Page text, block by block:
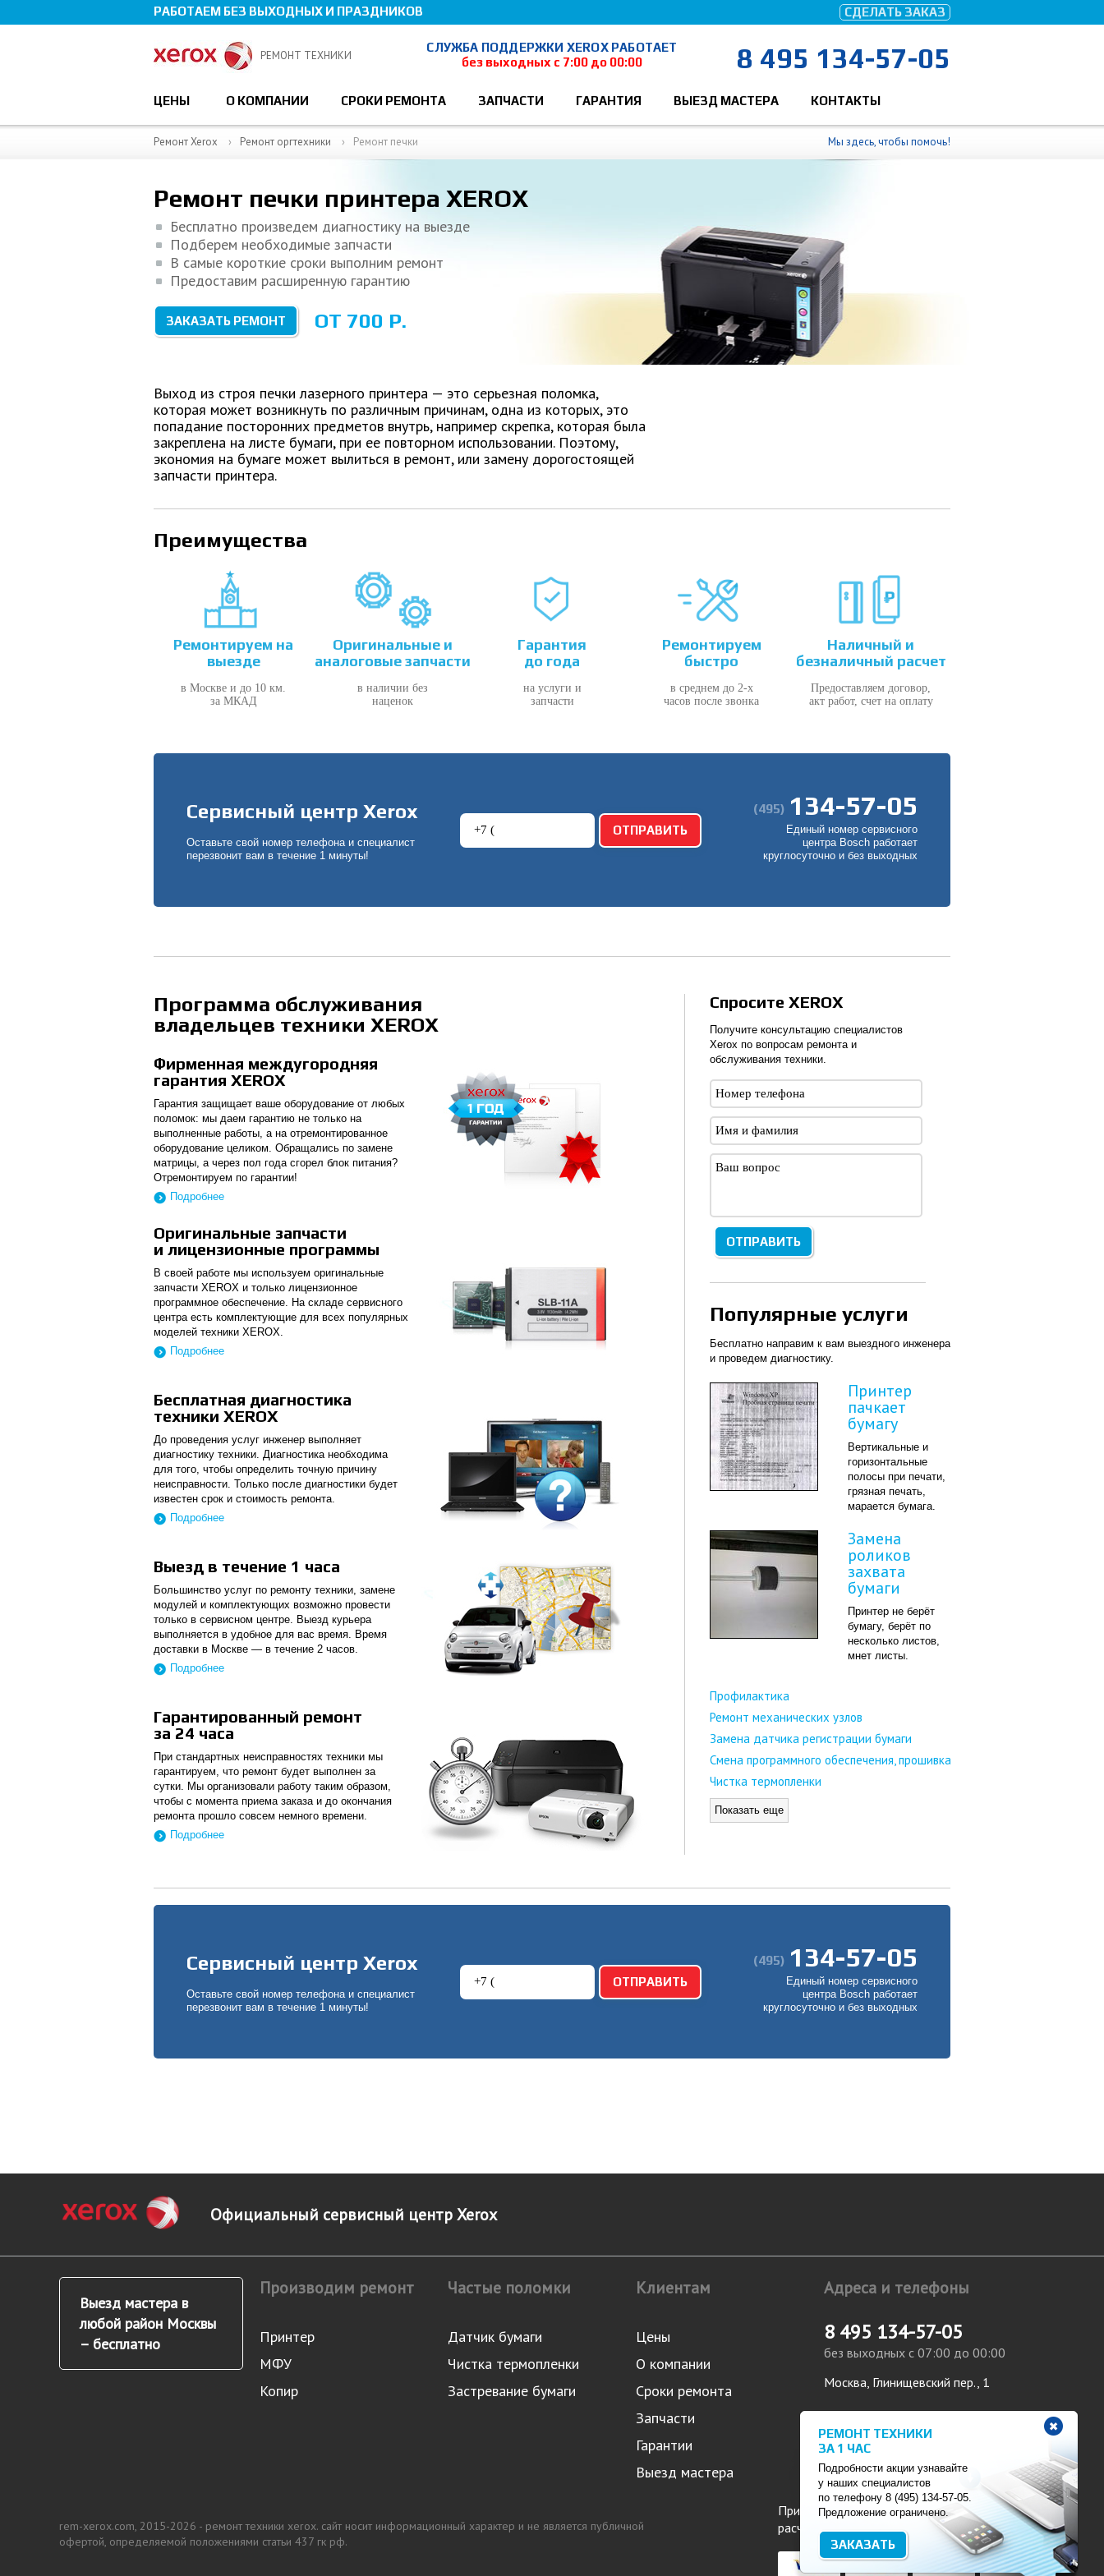
РАБОТАЕМ БЕЗ ВЫХОДНЫХ И ПРАЗДНИКОВ СДЕЛАТЬ ЗАКАЗ
РЕМОНТ ТЕХНИКИ
СЛУЖБА ПОДДЕРЖКИ XEROX РАБОТАЕТ
без выходных с 7:00 до 00:00
8 495 134-57-05
ЦЕНЫ О КОМПАНИИ СРОКИ РЕМОНТА ЗАПЧАСТИ ГАРАНТИЯ ВЫЕЗД МАСТЕРА КОНТАКТЫ
Ремонт Xerox Ремонт оргтехники Ремонт печки Мы здесь, чтобы помочь!
Ремонт печки принтера XEROX
Бесплатно произведем диагностику на выезде
Подберем необходимые запчасти
В самые короткие сроки выполним ремонт
Предоставим расширенную гарантию
ЗАКАЗАТЬ РЕМОНТ ОТ 700 Р.
Выход из строя печки лазерного принтера — это серьезная поломка,
которая может возникнуть по различным причинам, одна из которых, это
попадание посторонних предметов внутрь, например скрепка, которая была
закреплена на листе бумаги, при ее повторном использовании. Поэтому,
экономия на бумаге может вылиться в ремонт, или замену дорогостоящей
запчасти принтера.
Преимущества
Ремонтируем на
выезде
в Москве и до 10 км.
за МКАД
Оригинальные и
аналоговые запчасти
в наличии без
наценок
Гарантия
до года
на услуги и
запчасти
Ремонтируем
быстро
в среднем до 2-х
часов после звонка
Наличный и
безналичный расчет
Предоставляем договор,
акт работ, счет на оплату
Сервисный центр Xerox
Оставьте свой номер телефона и специалист
перезвонит вам в течение 1 минуты!
(495) 134-57-05
Единый номер сервисного
центра Bosch работает
круглосуточно и без выходных
Программа обслуживания
владельцев техники XEROX
Фирменная междугородняя
гарантия XEROX
Гарантия защищает ваше оборудование от любых
поломок: мы даем гарантию не только на
выполненные работы, а на отремонтированное
оборудование целиком. Обращались по замене
матрицы, а через пол года сгорел блок питания?
Отремонтируем по гарантии!
Подробнее
Оригинальные запчасти
и лицензионные программы
В своей работе мы используем оригинальные
запчасти XEROX и только лицензионное
программное обеспечение. На складе сервисного
центра есть комплектующие для всех популярных
моделей техники XEROX.
Подробнее
Бесплатная диагностика
техники XEROX
До проведения услуг инженер выполняет
диагностику техники. Диагностика необходима
для того, чтобы определить точную причину
неисправности. Только после диагностики будет
известен срок и стоимость ремонта.
Подробнее
Выезд в течение 1 часа
Большинство услуг по ремонту техники, замене
модулей и комплектующих возможно провести
только в сервисном центре. Выезд курьера
выполняется в удобное для вас время. Время
доставки в Москве — в течение 2 часов.
Подробнее
Гарантированный ремонт
за 24 часа
При стандартных неисправностях техники мы
гарантируем, что ремонт будет выполнен за
сутки. Мы организовали работу таким образом,
чтобы с момента приема заказа и до окончания
ремонта прошло совсем немного времени.
Подробнее
Спросите XEROX
Получите консультацию специалистов
Xerox по вопросам ремонта и
обслуживания техники.
Популярные услуги
Бесплатно направим к вам выездного инженера
и проведем диагностику.
Принтер
пачкает
бумагу
Вертикальные и
горизонтальные
полосы при печати,
грязная печать,
марается бумага.
Замена
роликов
захвата
бумаги
Принтер не берёт
бумагу, берёт по
несколько листов,
мнет листы.
Профилактика
Ремонт механических узлов
Замена датчика регистрации бумаги
Смена программного обеспечения, прошивка
Чистка термопленки
Показать еще
Сервисный центр Xerox
Оставьте свой номер телефона и специалист
перезвонит вам в течение 1 минуты!
(495) 134-57-05
Единый номер сервисного
центра Bosch работает
круглосуточно и без выходных
Официальный сервисный центр Xerox
Выезд мастера в
любой район Москвы
– бесплатно
Производим ремонт
Принтер
МФУ
Копир
Частые поломки
Датчик бумаги
Чистка термопленки
Застревание бумаги
Клиентам
Цены
О компании
Сроки ремонта
Запчасти
Гарантии
Выезд мастера
Адреса и телефоны
8 495 134-57-05
без выходных с 07:00 до 00:00
Москва, Глинищевский пер., 1
Принимаем к оплате: безналичный и наличный
расчет.
rem-xerox.com, 2015-2026 - ремонт техники xerox. сайт носит информационный характер и не является публичной
офертой, определяемой положениями статьи 437 гк рф.
РЕМОНТ ТЕХНИКИ
ЗА 1 ЧАС
Подробности акции узнавайте
у наших специалистов
по телефону 8 (495) 134-57-05.
Предложение ограничено.
ЗАКАЗАТЬ